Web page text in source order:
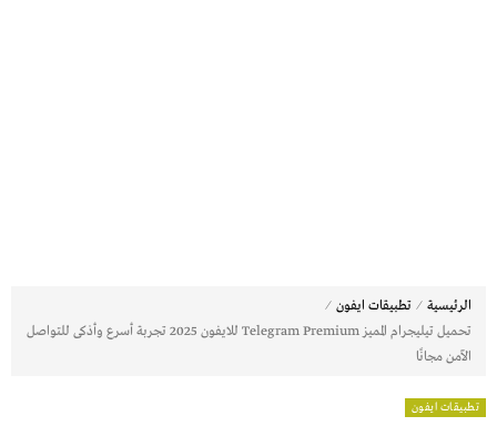
الرئيسية ⁄ تطبيقات ايفون ⁄
تحميل تيليجرام المميز Telegram Premium للايفون 2025 تجربة أسرع وأذكى للتواصل
الآمن مجانًا
تطبيقات ايفون